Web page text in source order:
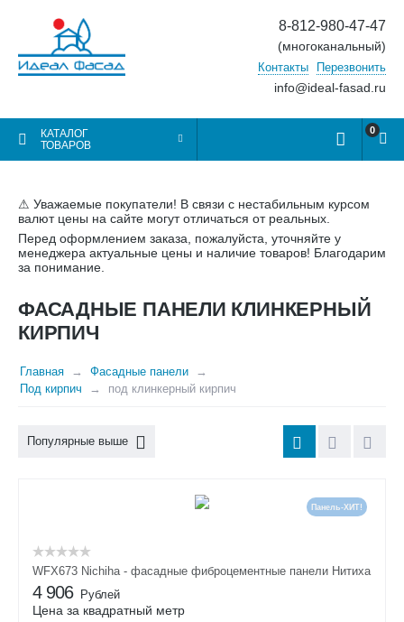
8-812-980-47-47
(многоканальный)
Контакты Перезвонить
info@ideal-fasad.ru
КАТАЛОГ
ТОВАРОВ
0
⚠ Уважаемые покупатели! В связи с нестабильным курсом
валют цены на сайте могут отличаться от реальных.
Перед оформлением заказа, пожалуйста, уточняйте у
менеджера актуальные цены и наличие товаров! Благодарим
за понимание.
ФАСАДНЫЕ ПАНЕЛИ КЛИНКЕРНЫЙ
КИРПИЧ
Главная
Фасадные панели
Под кирпич
под клинкерный кирпич
Популярные выше
Панель-ХИТ!
WFX673 Nichiha - фасадные фиброцементные панели Нитиха
4 906 Рублей
Цена за квадратный метр